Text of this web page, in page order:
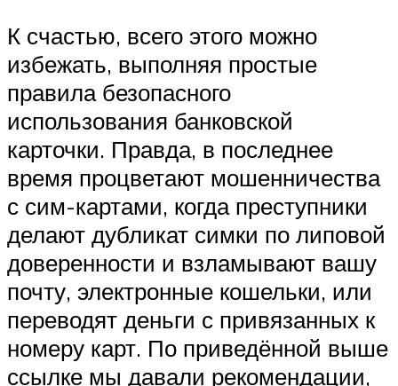
К счастью, всего этого можно
избежать, выполняя простые
правила безопасного
использования банковской
карточки. Правда, в последнее
время процветают мошенничества
с сим-картами, когда преступники
делают дубликат симки по липовой
доверенности и взламывают вашу
почту, электронные кошельки, или
переводят деньги с привязанных к
номеру карт. По приведённой выше
ссылке мы давали рекомендации,